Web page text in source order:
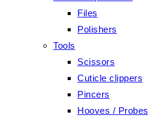
Files
Polishers
Tools
Scissors
Cuticle clippers
Pincers
Hooves / Probes